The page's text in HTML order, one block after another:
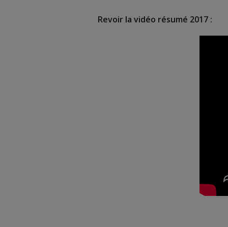
Revoir la vidéo résumé 2017 :